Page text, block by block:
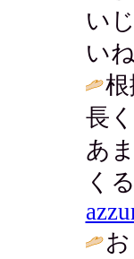
い
い
長
あ
く